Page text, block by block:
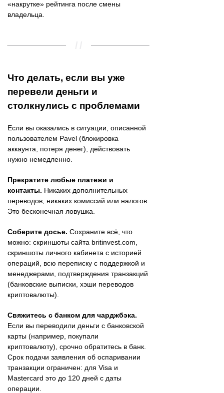
«накрутке» рейтинга после смены
владельца.
Что делать, если вы уже
перевели деньги и
столкнулись с проблемами
Если вы оказались в ситуации, описанной
пользователем Pavel (блокировка
аккаунта, потеря денег), действовать
нужно немедленно.
Прекратите любые платежи и
контакты. Никаких дополнительных
переводов, никаких комиссий или налогов.
Это бесконечная ловушка.
Соберите досье. Сохраните всё, что
можно: скриншоты сайта britinvest.com,
скриншоты личного кабинета с историей
операций, всю переписку с поддержкой и
менеджерами, подтверждения транзакций
(банковские выписки, хэши переводов
криптовалюты).
Свяжитесь с банком для чарджбэка.
Если вы переводили деньги с банковской
карты (например, покупали
криптовалюту), срочно обратитесь в банк.
Срок подачи заявления об оспаривании
транзакции ограничен: для Visa и
Mastercard это до 120 дней с даты
операции.